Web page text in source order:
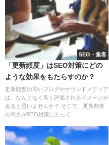
SEO・集客
「更新頻度」はSEO対策にどの
ような効果をもたらすのか？
更新頻度の高いブログやオウンドメディア
は、なんとなく高く評価されるイメージが
あると思いませんか？ そこで、更新頻度
の高さがSEO対策にとって...